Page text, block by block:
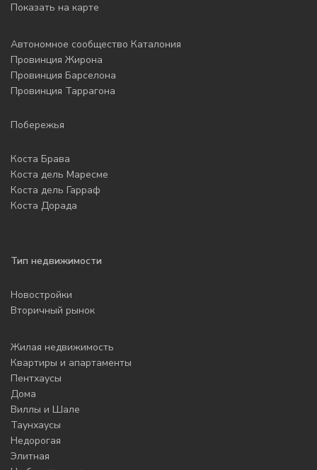
Показать на карте
Автономное сообщество Каталония
Провинция Жирона
Провинция Барселона
Провинция Таррагона
Побережья
Коста Брава
Коста дель Маресме
Коста дель Гарраф
Коста Дорада
Тип недвижимости
Новостройки
Вторичный рынок
Жилая недвижимость
Квартиры и апартаменты
Пентхаусы
Дома
Виллы и Шале
Таунхаусы
Недорогая
Элитная